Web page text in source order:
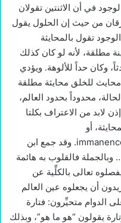
في أن الاثنتين تقولان
من حيث إن الحلول يقول
تقول بالمحايثة
مطلقة، لأنه لو كان كذلك
وكان حداً للألوهة. ويؤدي
محايث للخلق محايثة مطلقة
محدوداً بحدود العالم،
لابد من الاعتراف بكلتا
أو
المفارقة transcendance والكمون immanence. وقد جمع ابن
وبالجملة فالقلوب به هائمة
تعالى بالكلِّية عن
أن يجعلوه عين العالم
الدوام متحيِّرون: فتارة
يقولون “هو ما هو”، وبذلك